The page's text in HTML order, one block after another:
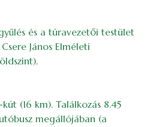
és a túravezetői testület
János Elméleti
(16 km). Találkozás 8.45
megállójában (a